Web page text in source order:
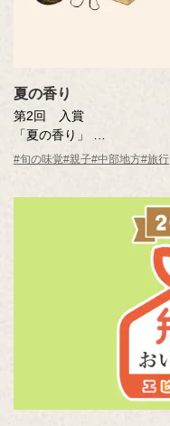
夏の香り
第2回 入賞
「夏の香り」
曽田 喜人さん（愛知県）
#旬の味覚#親子#中部地方#旅行